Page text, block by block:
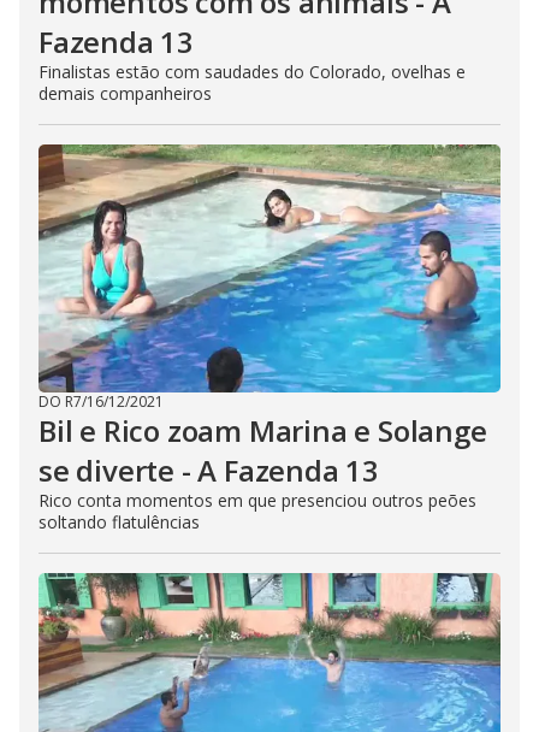
Fazenda 13
Finalistas estão com saudades do Colorado, ovelhas e
demais companheiros
DO R7/16/12/2021
Bil e Rico zoam Marina e Solange
se diverte - A Fazenda 13
Rico conta momentos em que presenciou outros peões
soltando flatulências